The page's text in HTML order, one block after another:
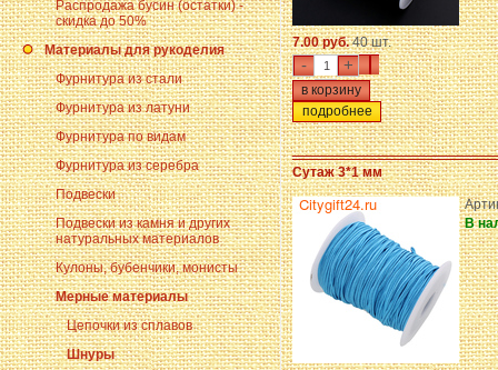
Распродажа бусин (остатки) -
скидка до 50%
Материалы для рукоделия
Фурнитура из стали
Фурнитура из латуни
Фурнитура по видам
Фурнитура из серебра
Подвески
Подвески из камня и других
натуральных материалов
Кулоны, бубенчики, монисты
Мерные материалы
Цепочки из сплавов
Шнуры
7.00 руб.40 шт.
- +
подробнее
Сутаж 3*1 мм
В